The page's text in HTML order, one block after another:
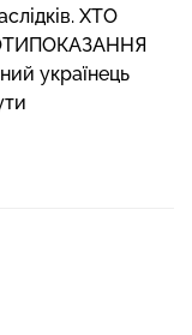
ХТО
українець